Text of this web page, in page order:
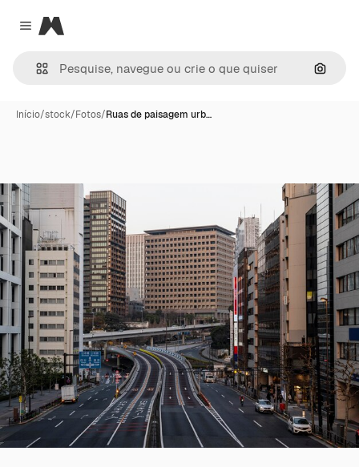
Close menu
Magnific
Início/stock/Fotos/Ruas de paisagem urb…